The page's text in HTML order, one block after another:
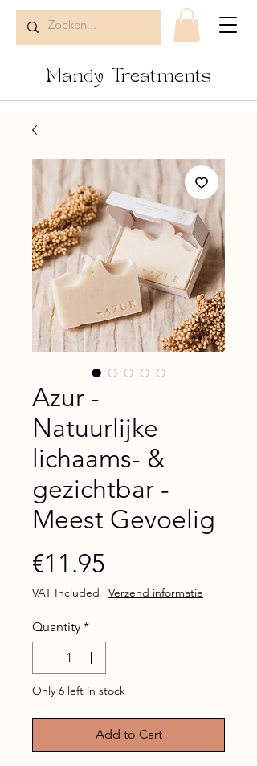
Mandy Treatments
Azur -
Natuurlijke
lichaams- &
gezichtbar -
Meest Gevoelig
€11.95
VAT Included | Verzend informatie
Quantity *
Only 6 left in stock
Add to Cart